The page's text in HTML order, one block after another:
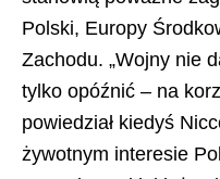
Polski, Europy
Zachodu. „Wojny nie
tylko opóźnić – na
powiedział kiedyś
żywotnym interesie